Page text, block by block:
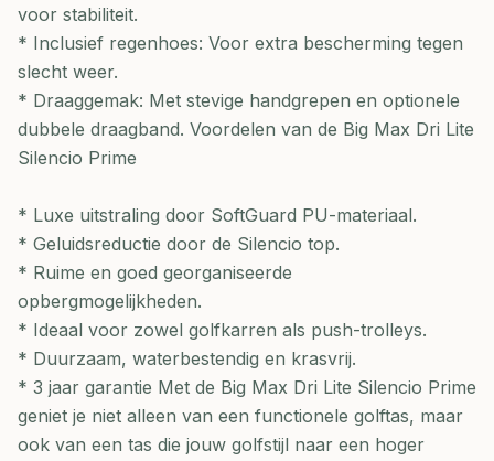
voor stabiliteit.
* Inclusief regenhoes: Voor extra bescherming tegen
slecht weer.
* Draaggemak: Met stevige handgrepen en optionele
dubbele draagband. Voordelen van de Big Max Dri Lite
Silencio Prime
* Luxe uitstraling door SoftGuard PU-materiaal.
* Geluidsreductie door de Silencio top.
* Ruime en goed georganiseerde
opbergmogelijkheden.
* Ideaal voor zowel golfkarren als push-trolleys.
* Duurzaam, waterbestendig en krasvrij.
* 3 jaar garantie Met de Big Max Dri Lite Silencio Prime
geniet je niet alleen van een functionele golftas, maar
ook van een tas die jouw golfstijl naar een hoger